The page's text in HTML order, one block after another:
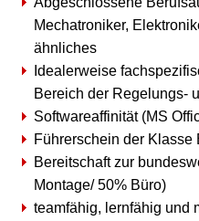
Mechatroniker,
ähnliches
Idealerweise
Bereich der Regelungs-
Softwareaffinität (MS
Führerschein der Klasse
Bereitschaft zur
Montage/ 50% Büro)
teamfähig, lernfähig und